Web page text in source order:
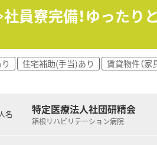
員寮完備！ゆったり
住宅補助(手当)あり 賃貸物件（家
名 特定医療法人社団研精会
箱根リハビリテーション病院